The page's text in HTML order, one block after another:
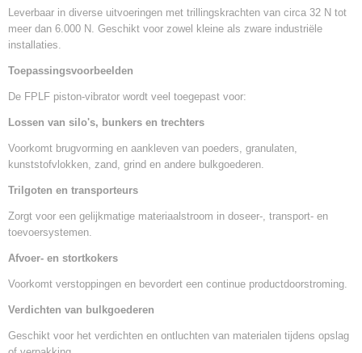
Leverbaar in diverse uitvoeringen met trillingskrachten van circa 32 N tot
meer dan 6.000 N. Geschikt voor zowel kleine als zware industriële
installaties.
Toepassingsvoorbeelden
De FPLF piston-vibrator wordt veel toegepast voor:
Lossen van silo's, bunkers en trechters
Voorkomt brugvorming en aankleven van poeders, granulaten,
kunststofvlokken, zand, grind en andere bulkgoederen.
Trilgoten en transporteurs
Zorgt voor een gelijkmatige materiaalstroom in doseer-, transport- en
toevoersystemen.
Afvoer- en stortkokers
Voorkomt verstoppingen en bevordert een continue productdoorstroming.
Verdichten van bulkgoederen
Geschikt voor het verdichten en ontluchten van materialen tijdens opslag